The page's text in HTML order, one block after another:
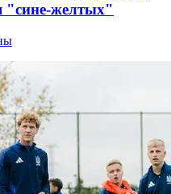
"сине-желтых"